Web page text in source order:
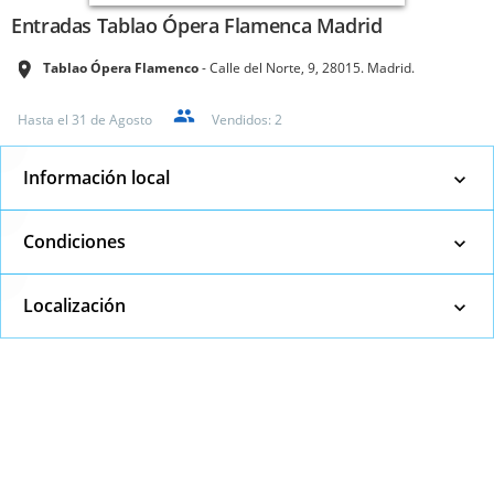
Entradas Tablao Ópera Flamenca Madrid
Tablao Ópera Flamenco Calle del Norte, 9, 28015. Madrid.
Hasta el 31 de Agosto Vendidos: 2
Información local
Condiciones
Localización